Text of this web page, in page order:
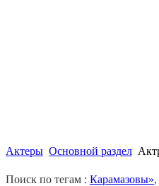
Актеры Основной раздел
Поиск по тегам : Карамазовы»,